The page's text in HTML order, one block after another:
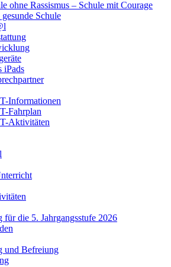
ohne Rassismus – Schule mit Courage
Schule
iPads
Informationen
Fahrplan
Aktivitäten
für die 5. Jahrgangsstufe 2026
und Befreiung